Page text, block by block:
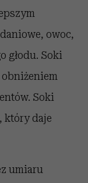
owoc,
głodu. Soki
Soki
który daje
umiaru